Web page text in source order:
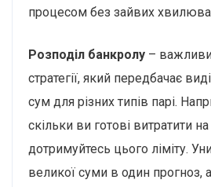
процесом без зайвих
Розподіл банкролу –
стратегії, який передбачає
сум для різних типів парі.
скільки ви готові витратити
дотримуйтесь цього ліміту.
великої суми в один